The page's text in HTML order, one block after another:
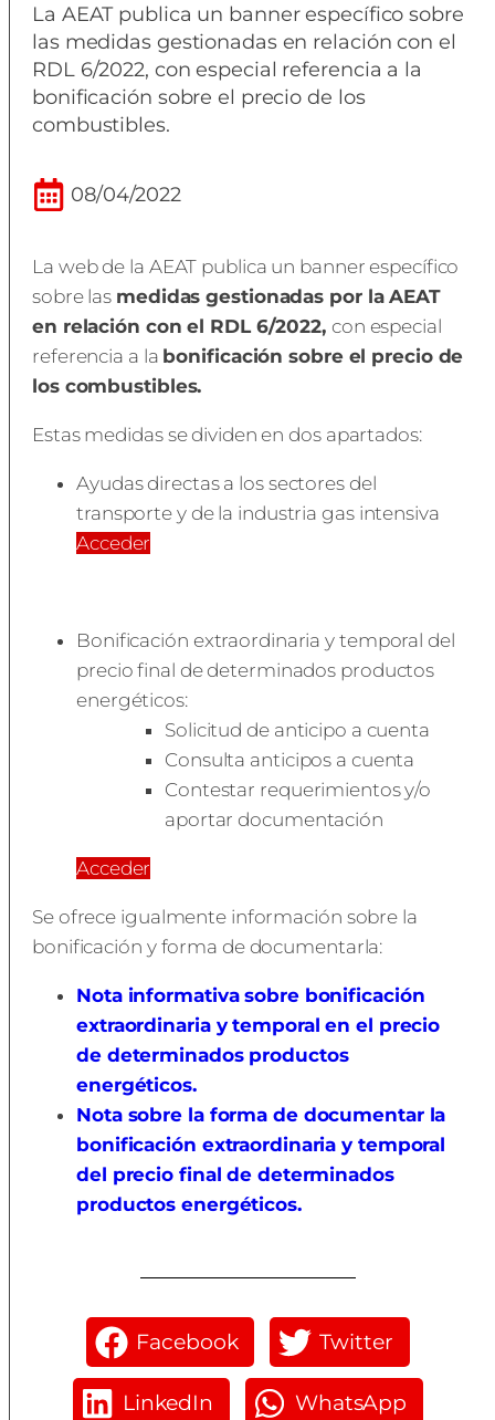
La AEAT publica un banner específico sobre
las medidas gestionadas en relación con el
RDL 6/2022, con especial referencia a la
bonificación sobre el precio de los
combustibles.
08/04/2022
La web de la AEAT publica un banner específico
sobre las medidas gestionadas por la AEAT
en relación con el RDL 6/2022, con especial
referencia a la bonificación sobre el precio de
los combustibles.
Estas medidas se dividen en dos apartados:
Ayudas directas a los sectores del
transporte y de la industria gas intensiva
Acceder
Bonificación extraordinaria y temporal del
precio final de determinados productos
energéticos:
Solicitud de anticipo a cuenta
Consulta anticipos a cuenta
Contestar requerimientos y/o
aportar documentación
Acceder
Se ofrece igualmente información sobre la
bonificación y forma de documentarla:
Nota informativa sobre bonificación
extraordinaria y temporal en el precio
de determinados productos
energéticos.
Nota sobre la forma de documentar la
bonificación extraordinaria y temporal
del precio final de determinados
productos energéticos.
Facebook Twitter
LinkedIn WhatsApp